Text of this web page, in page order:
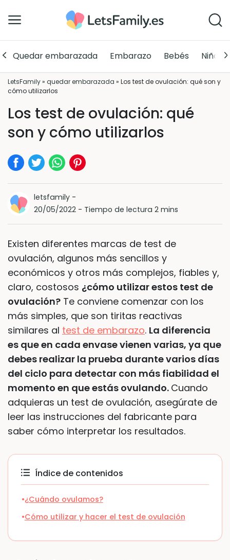
Quedar embarazada Embarazo Bebés Niños
LetsFamily» quedar embarazada » Los test de ovulación: qué son y
cómo utilizarlos
Los test de ovulación: qué
son y cómo utilizarlos
letsfamily-
20/05/2022- Tiempo de lectura 2 mins
Existen diferentes marcas de test de
ovulación, algunos más sencillos y
económicos y otros más complejos, fiables y,
claro, costosos ¿cómo utilizar estos test de
ovulación? Te conviene comenzar con los
más simples, que son tiritas reactivas
similares al test de embarazo. La diferencia
es que en cada envase vienen varias, ya que
debes realizar la prueba durante varios días
del ciclo para detectar con más fiabilidad el
momento en que estás ovulando. Cuando
adquieras un test de ovulación, asegúrate de
leer las instrucciones del fabricante para
saber cómo interpretar los resultados.
Índice de contenidos
¿Cuándo ovulamos?
Cómo utilizar y hacer el test de ovulación